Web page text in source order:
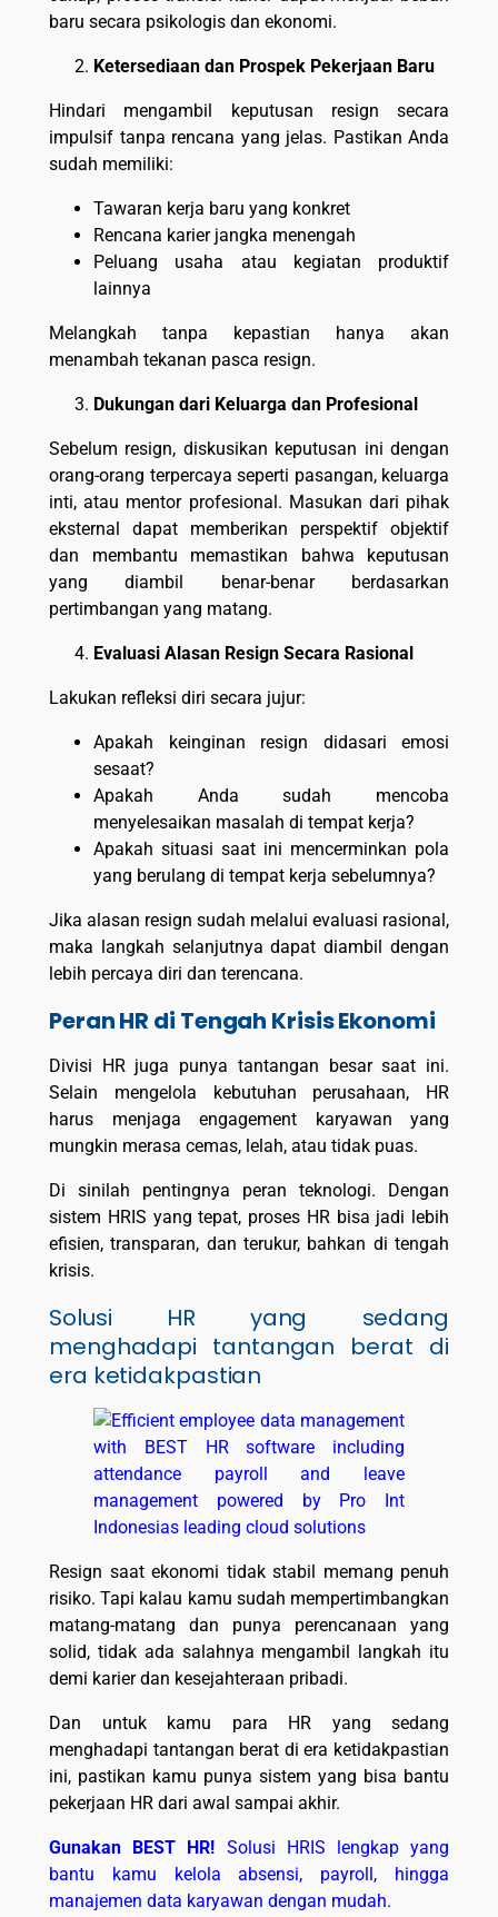
baru secara psikologis dan ekonomi.
Ketersediaan dan Prospek Pekerjaan Baru
Hindari mengambil keputusan resign secara
impulsif tanpa rencana yang jelas. Pastikan Anda
sudah memiliki:
Tawaran kerja baru yang konkret
Rencana karier jangka menengah
Peluang usaha atau kegiatan produktif
lainnya
Melangkah tanpa kepastian hanya akan
menambah tekanan pasca resign.
Dukungan dari Keluarga dan Profesional
Sebelum resign, diskusikan keputusan ini dengan
orang-orang terpercaya seperti pasangan, keluarga
inti, atau mentor profesional. Masukan dari pihak
eksternal dapat memberikan perspektif objektif
dan membantu memastikan bahwa keputusan
yang diambil benar-benar berdasarkan
pertimbangan yang matang.
Evaluasi Alasan Resign Secara Rasional
Lakukan refleksi diri secara jujur:
Apakah keinginan resign didasari emosi
sesaat?
Apakah Anda sudah mencoba
menyelesaikan masalah di tempat kerja?
Apakah situasi saat ini mencerminkan pola
yang berulang di tempat kerja sebelumnya?
Jika alasan resign sudah melalui evaluasi rasional,
maka langkah selanjutnya dapat diambil dengan
lebih percaya diri dan terencana.
Peran HR di Tengah Krisis Ekonomi
Divisi HR juga punya tantangan besar saat ini.
Selain mengelola kebutuhan perusahaan, HR
harus menjaga engagement karyawan yang
mungkin merasa cemas, lelah, atau tidak puas.
Di sinilah pentingnya peran teknologi. Dengan
sistem HRIS yang tepat, proses HR bisa jadi lebih
efisien, transparan, dan terukur, bahkan di tengah
krisis.
Solusi HR yang sedang
menghadapi tantangan berat di
era ketidakpastian
Resign saat ekonomi tidak stabil memang penuh
risiko. Tapi kalau kamu sudah mempertimbangkan
matang-matang dan punya perencanaan yang
solid, tidak ada salahnya mengambil langkah itu
demi karier dan kesejahteraan pribadi.
Dan untuk kamu para HR yang sedang
menghadapi tantangan berat di era ketidakpastian
ini, pastikan kamu punya sistem yang bisa bantu
pekerjaan HR dari awal sampai akhir.
Gunakan BEST HR! Solusi HRIS lengkap yang
bantu kamu kelola absensi, payroll, hingga
manajemen data karyawan dengan mudah.